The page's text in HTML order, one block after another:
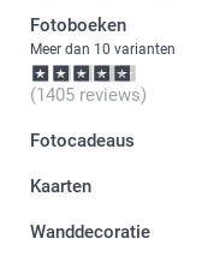
Fotoboeken
Meer dan 10 varianten
(1405 reviews)
Fotocadeaus
Kaarten
Wanddecoratie